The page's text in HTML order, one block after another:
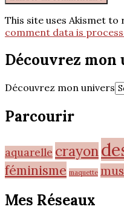
This site uses Akismet to
comment data is
Découvrez mon
Découvrez mon univers
Parcourir
aquarelle crayon
féminisme maquette
Mes Réseaux